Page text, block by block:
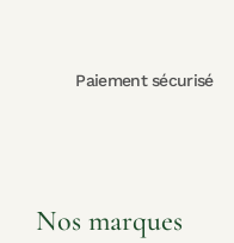
Paiement sécurisé
Nos marques